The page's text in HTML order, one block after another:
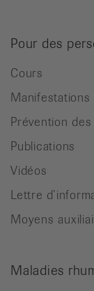
Pour des
Cours
Manifestations
Prévention
Publications
Vidéos
Lettre
Moyens
Maladies